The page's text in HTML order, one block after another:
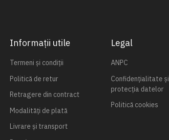
Informații utile
Termeni și condiții
Politică de retur
Retragere din contract
Modalități de plată
Livrare și transport
Legal
ANPC
Confidențialitate și
protecția datelor
Politică cookies